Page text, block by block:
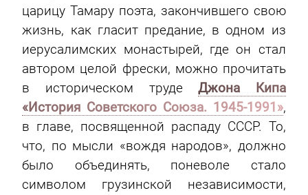
царицу Тамару поэта, закончившего свою
жизнь, как гласит предание, в одном из
иерусалимских монастырей, где он стал
автором целой фрески, можно прочитать
в историческом трудеДжона Кипа
«История Советского Союза. 1945-1991»,
в главе, посвященной распаду СССР. То,
что, по мысли «вождя народов», должно
было объединять, поневоле стало
символом грузинской независимости,